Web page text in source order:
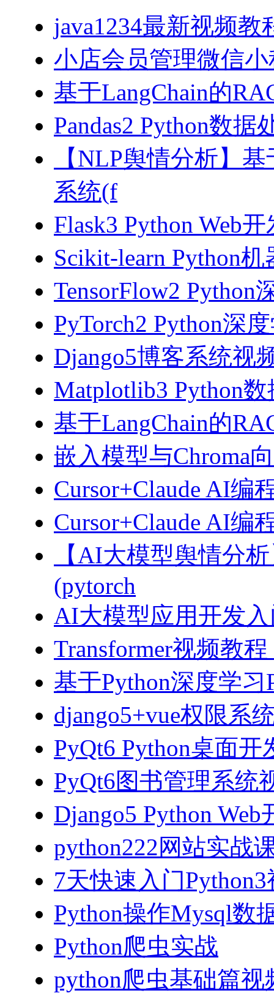
java1234最新视频教
小店会员管理微信
基于LangChain的
Pandas2 Python数
【NLP舆情分析】
系统(f
Flask3 Python Web
Scikit-learn Python
TensorFlow2 Python
PyTorch2 Python深
Django5博客系统视
Matplotlib3 Python
基于LangChain的
嵌入模型与Chroma
Cursor+Claude AI编
Cursor+Claude AI编
【AI大模型舆情分
(pytorch
AI大模型应用开发入
Transformer视频教
基于Python深度学
django5+vue权限系
PyQt6 Python桌面开
PyQt6图书管理系统
Django5 Python
python222网站实战
7天快速入门
Python操作Mysql数
Python爬虫实战
python爬虫基础篇视